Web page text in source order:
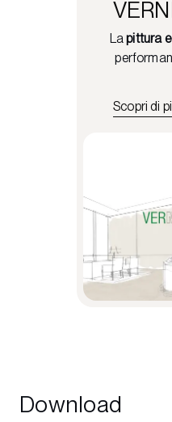
Lapittura
Scopri di
Download